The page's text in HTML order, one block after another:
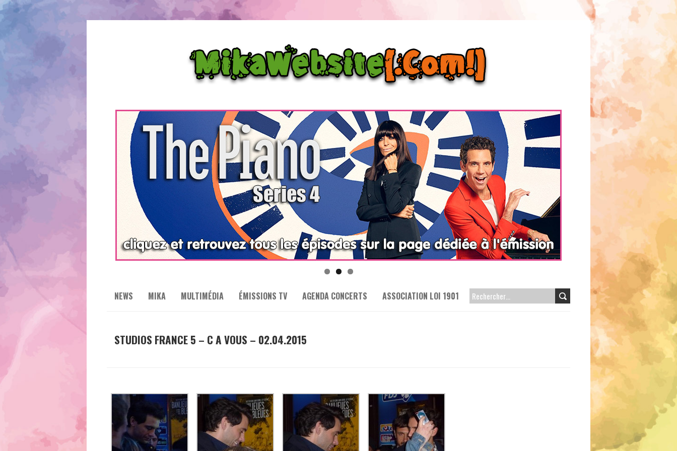
NEWS MIKA MULTIMÉDIA ÉMISSIONS TV AGENDA CONCERTS ASSOCIATION LOI 1901 RECHERCHER :
STUDIOS FRANCE 5 – C A VOUS – 02.04.2015